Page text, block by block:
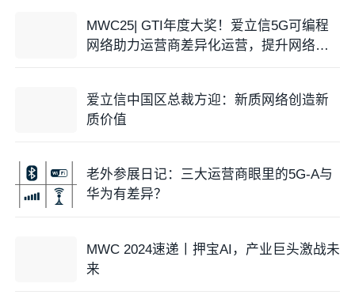
MWC25| GTI年度大奖！爱立信5G可编程
网络助力运营商差异化运营，提升网络价
爱立信中国区总裁方迎：新质网络创造新
质价值
老外参展日记：三大运营商眼里的5G-A与
华为有差异？
MWC 2024速递丨押宝AI，产业巨头激战未
来